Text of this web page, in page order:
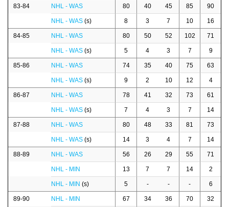
83-84 NHL - WAS 80 40 45 85 90
NHL - WAS (s) 8 3 7 10 16
84-85 NHL - WAS 80 50 52 102 71
NHL - WAS (s) 5 4 3 7 9
85-86 NHL - WAS 74 35 40 75 63
NHL - WAS (s) 9 2 10 12 4
86-87 NHL - WAS 78 41 32 73 61
NHL - WAS (s) 7 4 3 7 14
87-88 NHL - WAS 80 48 33 81 73
NHL - WAS (s) 14 3 4 7 14
88-89 NHL - WAS 56 26 29 55 71
NHL - MIN 13 7 7 14 2
NHL - MIN (s) 5 - - - 6
89-90 NHL - MIN 67 34 36 70 32